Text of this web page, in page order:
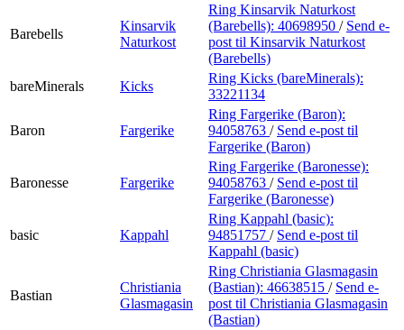
Barebells
Kinsarvik
Naturkost
Ring Kinsarvik Naturkost
(Barebells): 40698950 / Send e-
post til Kinsarvik Naturkost
(Barebells)
bareMinerals
Kicks
Ring Kicks (bareMinerals):
33221134
Baron Fargerike
Ring Fargerike (Baron):
94058763 / Send e-post til
Fargerike (Baron)
Baronesse Fargerike
Ring Fargerike (Baronesse):
94058763 / Send e-post til
Fargerike (Baronesse)
basic Kappahl
Ring Kappahl (basic):
94851757 / Send e-post til
Kappahl (basic)
Bastian
Christiania
Glasmagasin
Ring Christiania Glasmagasin
(Bastian): 46638515 / Send e-
post til Christiania Glasmagasin
(Bastian)